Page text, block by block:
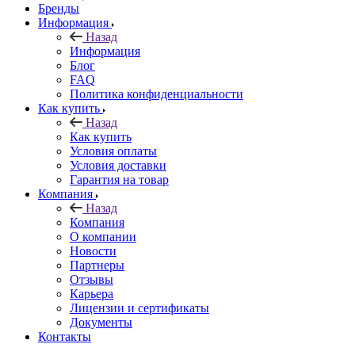
Бренды
Информация
Назад
Информация
Блог
FAQ
Политика конфиденциальности
Как купить
Назад
Как купить
Условия оплаты
Условия доставки
Гарантия на товар
Компания
Назад
Компания
О компании
Новости
Партнеры
Отзывы
Карьера
Лицензии и сертификаты
Документы
Контакты